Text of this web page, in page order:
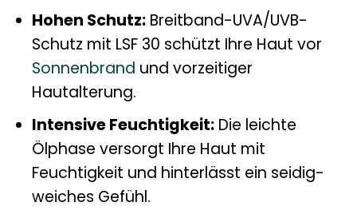
Hohen Schutz:Breitband-UVA/UVB-
Schutz mit LSF 30 schützt Ihre Haut vor
Sonnenbrand und vorzeitiger
Hautalterung.
Intensive Feuchtigkeit:Die leichte
Ölphase versorgt Ihre Haut mit
Feuchtigkeit und hinterlässt ein seidig-
weiches Gefühl.